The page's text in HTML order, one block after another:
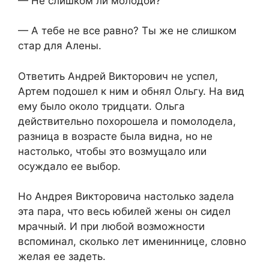
— А тебе не все равно? Ты же не слишком
стар для Алены.
Ответить Андрей Викторович не успел,
Артем подошел к ним и обнял Ольгу. На вид
ему было около тридцати. Ольга
действительно похорошела и помолодела,
разница в возрасте была видна, но не
настолько, чтобы это возмущало или
осуждало ее выбор.
Но Андрея Викторовича настолько задела
эта пара, что весь юбилей жены он сидел
мрачный. И при любой возможности
вспоминал, сколько лет имениннице, словно
желая ее задеть.